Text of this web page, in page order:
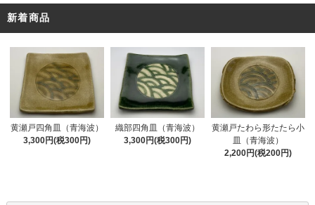
新着商品
黄瀬戸四角皿（青海波）
3,300円(税300円)
織部四角皿（青海波）
3,300円(税300円)
黄瀬戸たわら形たたら小
皿（青海波）
2,200円(税200円)